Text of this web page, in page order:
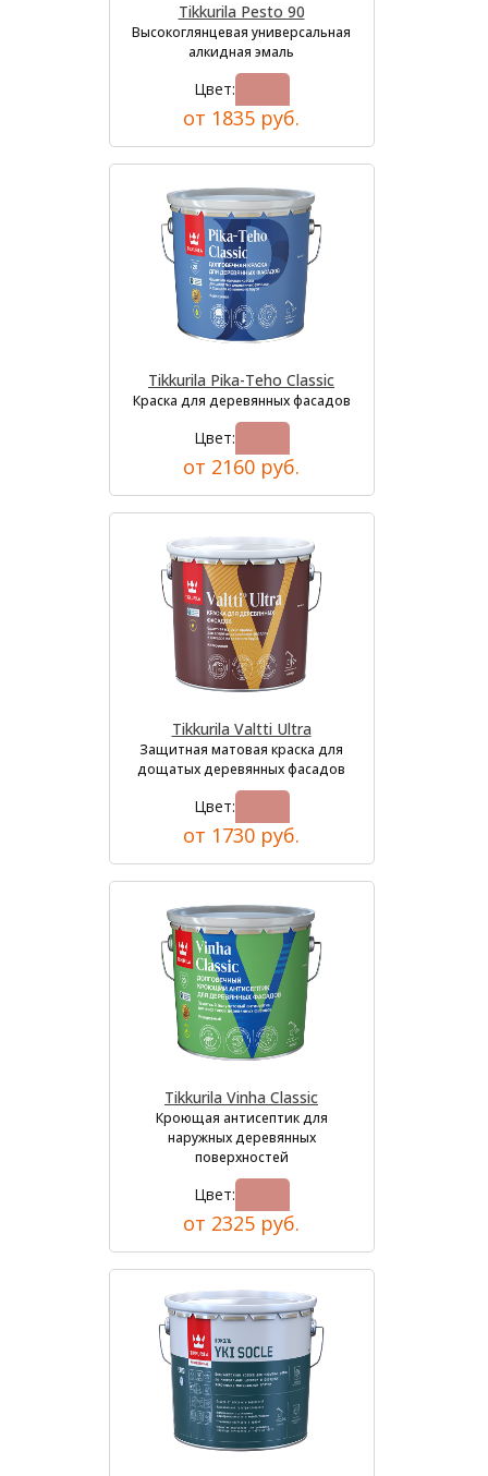
Tikkurila Pesto 90
Высокоглянцевая универсальная
алкидная эмаль
Цвет:
от 1835 руб.
Tikkurila Pika-Teho Classic
Краска для деревянных фасадов
Цвет:
от 2160 руб.
Tikkurila Valtti Ultra
Защитная матовая краска для
дощатых деревянных фасадов
Цвет:
от 1730 руб.
Tikkurila Vinha Classic
Кроющая антисептик для
наружных деревянных
поверхностей
Цвет:
от 2325 руб.